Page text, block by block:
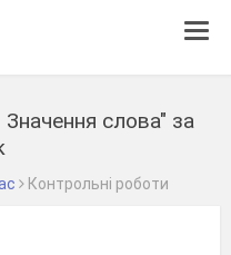
слова" за
Контрольні роботи